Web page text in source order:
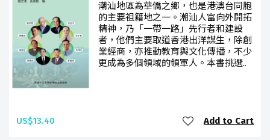
潮汕地區為華僑之鄉，也是港澳台同胞
的主要祖籍地之一。潮汕人富向外開拓
精神，乃「一帶一路」先行者和建設
者，他們主要取道香港出洋謀生，除創
業經商，亦推動教育與文化傳播，不少
更成為多個領域的領軍人。本書挑選..
US$13.40 Add to Cart